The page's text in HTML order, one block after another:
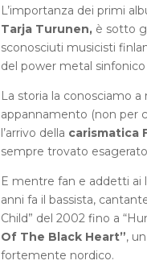
L’importanza dei primi
Tarja Turunen,è sotto
sconosciuti musicisti
del power metal
La storia la conosciamo a
appannamento (non per
l’arrivo della carismatica
sempre trovato
E mentre fan e addetti ai
anni fa il bassista,
Child” del 2002 fino a
Of The Black Heart”,
fortemente nordico.